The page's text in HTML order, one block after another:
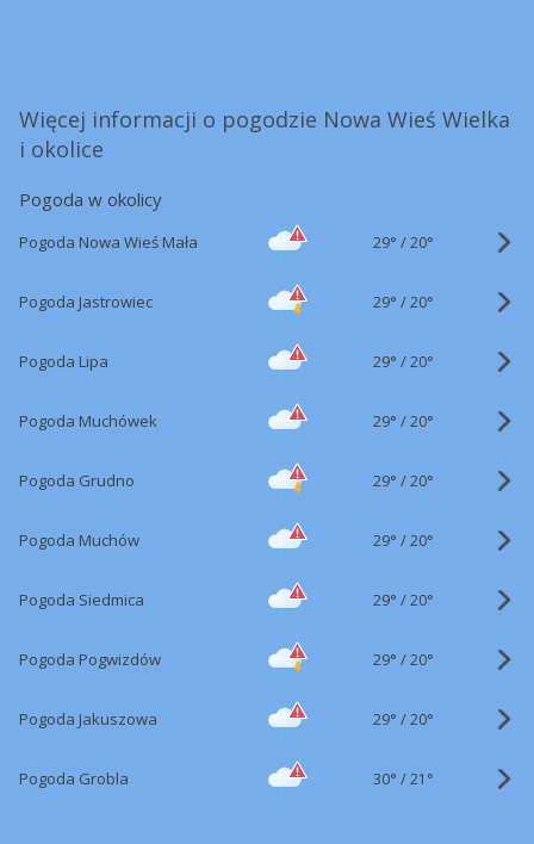
Więcej informacji o pogodzie Nowa Wieś Wielka
i okolice
Pogoda w okolicy
Pogoda Nowa Wieś Mała 29° /20°
Pogoda Jastrowiec 29° /20°
Pogoda Lipa 29° /20°
Pogoda Muchówek 29° /20°
Pogoda Grudno 29° /20°
Pogoda Muchów 29° /20°
Pogoda Siedmica 29° /20°
Pogoda Pogwizdów 29° /20°
Pogoda Jakuszowa 29° /20°
Pogoda Grobla 30° /21°